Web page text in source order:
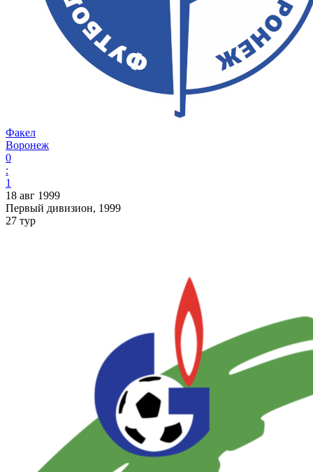
Факел
Воронеж
0
:
1
18 авг 1999
Первый дивизион, 1999
27 тур